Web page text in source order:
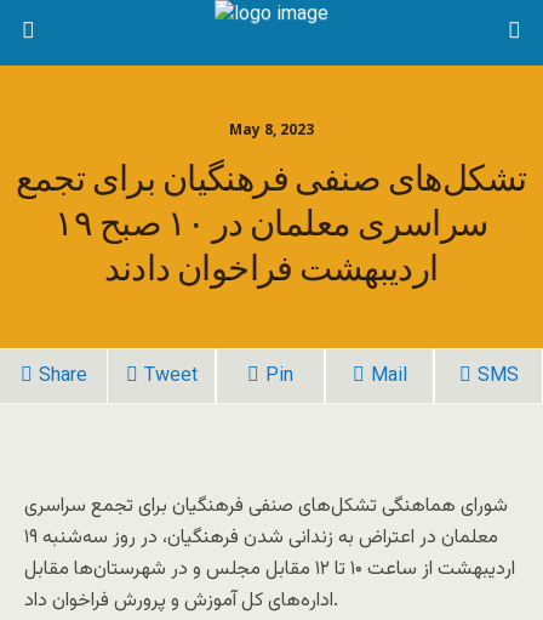
May 8, 2023
تشکل‌های صنفی فرهنگیان برای تجمع
سراسری معلمان در ۱۰ صبح ۱۹
اردیبهشت فراخوان دادند
Share Tweet Pin Mail SMS
شورای هماهنگی تشکل‌های صنفی فرهنگیان برای تجمع سراسری
معلمان در اعتراض به زندانی شدن فرهنگیان، در روز سه‌شنبه ۱۹
اردیبهشت از ساعت ۱۰ تا ۱۲ مقابل مجلس و در شهرستان‌ها مقابل
اداره‌های کل آموزش و پرورش فراخوان داد.